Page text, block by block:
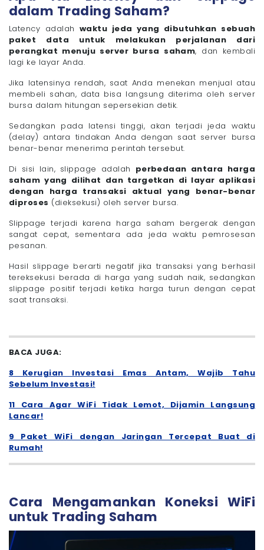
dalam Trading Saham?
Latency adalah waktu jeda yang dibutuhkan sebuah
paket data untuk melakukan perjalanan dari
perangkat menuju server bursa saham, dan kembali
lagi ke layar Anda.
Jika latensinya rendah, saat Anda menekan menjual atau
membeli sahan, data bisa langsung diterima oleh server
bursa dalam hitungan sepersekian detik.
Sedangkan pada latensi tinggi, akan terjadi jeda waktu
(delay) antara tindakan Anda dengan saat server bursa
benar-benar menerima perintah tersebut.
Di sisi lain, slippage adalah perbedaan antara harga
saham yang dilihat dan targetkan di layar aplikasi
dengan harga transaksi aktual yang benar-benar
diproses (dieksekusi) oleh server bursa.
Slippage terjadi karena harga saham bergerak dengan
sangat cepat, sementara ada jeda waktu pemrosesan
pesanan.
Hasil slippage berarti negatif jika transaksi yang berhasil
tereksekusi berada di harga yang sudah naik, sedangkan
slippage positif terjadi ketika harga turun dengan cepat
saat transaksi.
BACA JUGA:
8 Kerugian Investasi Emas Antam, Wajib Tahu
Sebelum Investasi!
11 Cara Agar WiFi Tidak Lemot, Dijamin Langsung
Lancar!
9 Paket WiFi dengan Jaringan Tercepat Buat di
Rumah!
Cara Mengamankan Koneksi WiFi
untuk Trading Saham